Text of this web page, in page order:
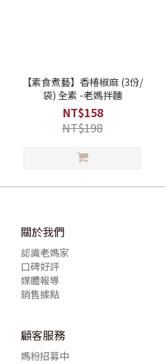
【素食煮藝】香椿椒麻 (3份/
袋) 全素 -老媽拌麵
NT$158
NT$198
關於我們
認識老媽家
口碑好評
媒體報導
銷售據點
顧客服務
媽粉招募中